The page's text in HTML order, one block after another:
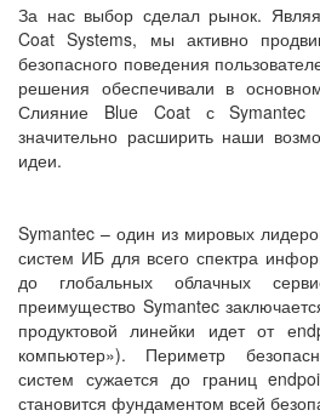
За нас выбор сделал рынок.
Coat Systems, мы активно
безопасного поведения
решения обеспечивали в
Слияние Blue Coat с Symantec
значительно расширить наши
идеи.
Symantec – один из мировых
систем ИБ для всего спектра
до глобальных облачных
преимущество Symantec
продуктовой линейки идет от
компьютер»). Периметр
систем сужается до границ
становится фундаментом всей